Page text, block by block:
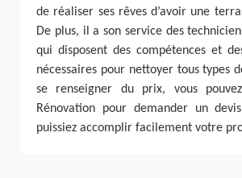
de réaliser ses rêves d’avoir une
De plus, il a son service des
qui disposent des compétences et
nécessaires pour nettoyer tous types
se renseigner du prix, vous
Rénovation pour demander un
puissiez accomplir facilement votre